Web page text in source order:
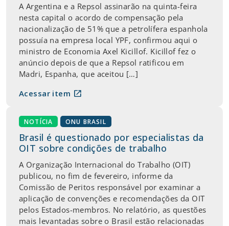
A Argentina e a Repsol assinarão na quinta-feira
nesta capital o acordo de compensação pela
nacionalização de 51% que a petrolífera espanhola
possuía na empresa local YPF, confirmou aqui o
ministro de Economia Axel Kicillof. Kicillof fez o
anúncio depois de que a Repsol ratificou em
Madri, Espanha, que aceitou […]
Acessar item open_in_new
NOTÍCIA ONU BRASIL
Brasil é questionado por especialistas da
OIT sobre condições de trabalho
A Organização Internacional do Trabalho (OIT)
publicou, no fim de fevereiro, informe da
Comissão de Peritos responsável por examinar a
aplicação de convenções e recomendações da OIT
pelos Estados-membros. No relatório, as questões
mais levantadas sobre o Brasil estão relacionadas